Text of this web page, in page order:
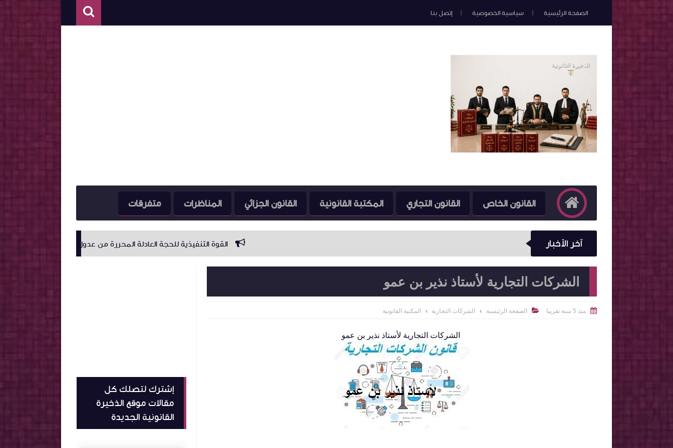
الصفحة الرئيسية سياسية الخصوصية إتصل بنا
القانون الخاص القانون التجاري المكتبة القانونية القانون الجزائي المناظرات متفرقات
آخر الأخبار القوة التنفيذية للحجة العادلة المحررة من عدول الإشهاد
الشركات التجارية لأستاذ نذير بن عمو
 منذ 5 سنة تقريبا  الصفحة الرئيسية الشركات التجارية المكتبة القانونية
الشركات التجارية لأستاذ نذير بن عمو
إشترك لتصلك كل
مقالات موقع الذخيرة
القانونية الجديدة